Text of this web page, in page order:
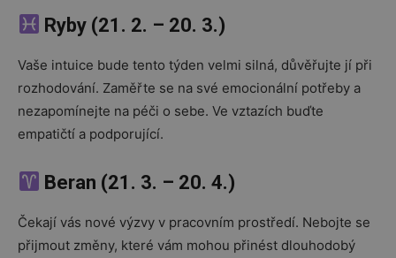
Ryby (21. 2. – 20. 3.)
Vaše intuice bude tento týden velmi silná, důvěřujte jí při
rozhodování. Zaměřte se na své emocionální potřeby a
nezapomínejte na péči o sebe. Ve vztazích buďte
empatičtí a podporující.
Beran (21. 3. – 20. 4.)
Čekají vás nové výzvy v pracovním prostředí. Nebojte se
přijmout změny, které vám mohou přinést dlouhodobý